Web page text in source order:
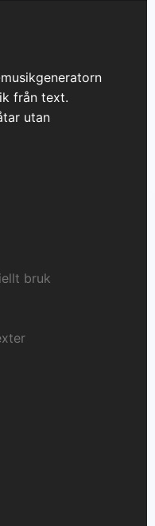
från text.
utan
bruk